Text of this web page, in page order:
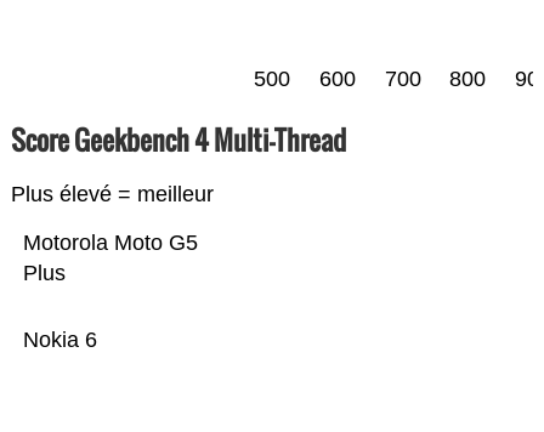
500 600 700 800
Score Geekbench 4 Multi-Thread
Plus élevé = meilleur
Nokia 6
Motorola Moto G5
Plus